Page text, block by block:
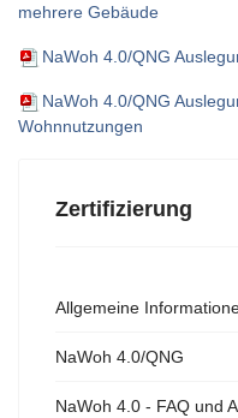
mehrere Gebäude
NaWoh 4.0/QNG
NaWoh 4.0/QNG
Wohnnutzungen
Zertifizierung
Allgemeine
NaWoh 4.0/QNG
NaWoh 4.0 - FAQ und